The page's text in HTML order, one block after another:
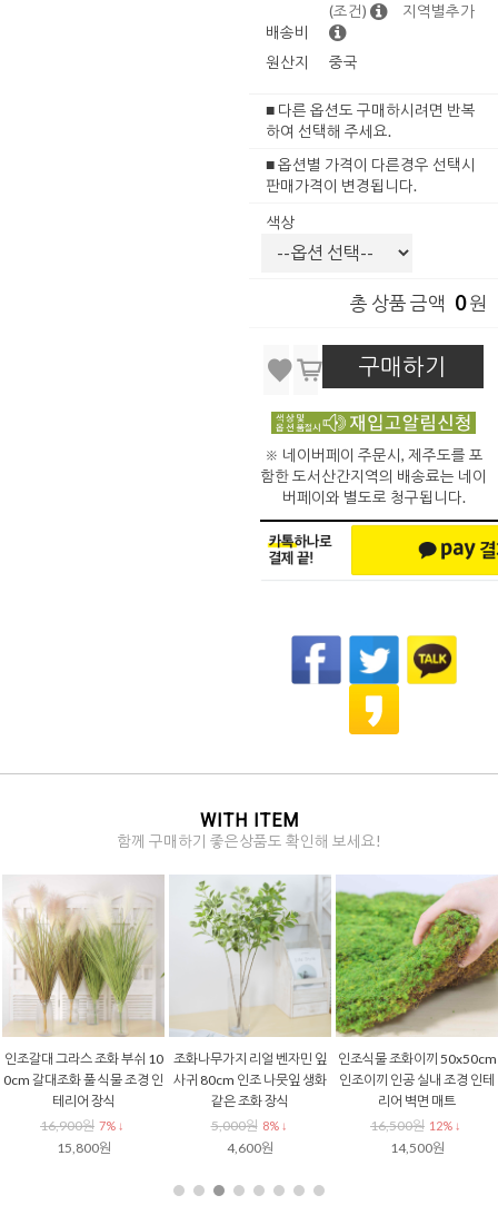
배송비
(조건) 지역별추가
원산지 중국
■ 다른 옵션도 구매하시려면 반복
하여 선택해 주세요.
■ 옵션별 가격이 다른경우 선택시
판매가격이 변경됩니다.
색상
총 상품 금액 0원
구매하기
※ 네이버페이 주문시, 제주도를 포
함한 도서산간지역의 배송료는 네이
버페이와 별도로 청구됩니다.
WITH ITEM
함께 구매하기 좋은상품도 확인해 보세요!
인조갈대 그라스 조화 부쉬 10
0cm 갈대조화 풀 식물 조경 인
테리어 장식
16,900원 7% ↓
15,800원
조화나무가지 리얼 벤자민 잎
사귀 80cm 인조 나뭇잎 생화
같은 조화 장식
5,000원 8% ↓
4,600원
인조식물 조화이끼 50x50cm
인조이끼 인공 실내 조경 인테
리어 벽면 매트
16,500원 12% ↓
14,500원